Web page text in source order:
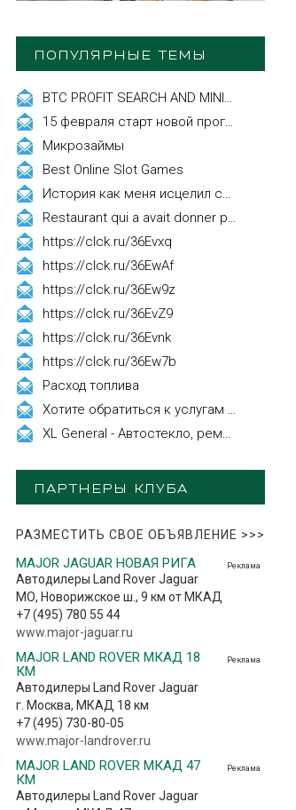
ПОПУЛЯРНЫЕ ТЕМЫ
Микрозаймы
Best Online Slot Games
https://clck.ru/36Evxq
https://clck.ru/36EwAf
https://clck.ru/36Ew9z
https://clck.ru/36EvZ9
https://clck.ru/36Evnk
https://clck.ru/36Ew7b
Расход топлива
ПАРТНЕРЫ КЛУБА
РАЗМЕСТИТЬ СВОЕ ОБЪЯВЛЕНИЕ >>>
Реклама
MAJOR JAGUAR НОВАЯ РИГА
Автодилеры Land Rover Jaguar
МО, Новорижское ш., 9 км от МКАД
+7 (495) 780 55 44
www.major-jaguar.ru
Реклама
MAJOR LAND ROVER МКАД 18
КМ
Автодилеры Land Rover Jaguar
г. Москва, МКАД 18 км
+7 (495) 730-80-05
www.major-landrover.ru
Реклама
MAJOR LAND ROVER МКАД 47
КМ
Автодилеры Land Rover Jaguar